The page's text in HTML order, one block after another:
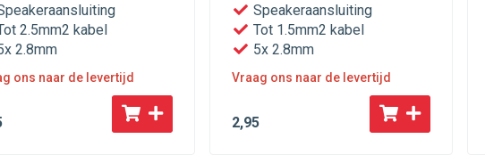
2.5mm2 kabel
2.8mm
ons naar de levertijd
Speakeraansluiting
Tot 1.5mm2 kabel
5x 2.8mm
Vraag ons naar de levertijd
2,95